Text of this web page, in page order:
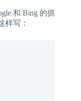
和 Bing 的抓
样写：